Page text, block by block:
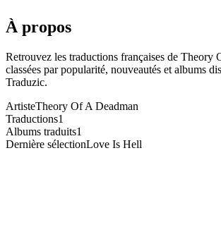
À propos
Retrouvez les traductions françaises de Theory
classées par popularité, nouveautés et albums
Traduzic.
ArtisteTheory Of A Deadman
Traductions1
Albums traduits1
Dernière sélectionLove Is Hell